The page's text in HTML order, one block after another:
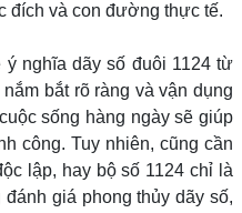
đích và con đường thực tế.
nghĩa dãy số đuôi 1124 từ
bắt rõ ràng và vận dụng
sống hàng ngày sẽ giúp
công. Tuy nhiên, cũng cần
lập, hay bộ số 1124 chỉ là
giá phong thủy dãy số,